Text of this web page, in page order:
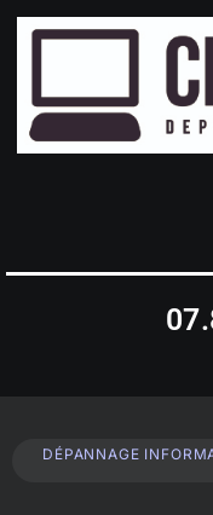
DÉPANNAGE